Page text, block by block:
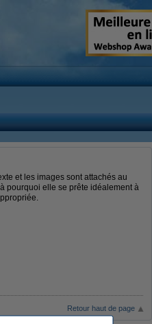
et les images sont attachés au
pourquoi elle se prête idéalement à
Retour haut de page